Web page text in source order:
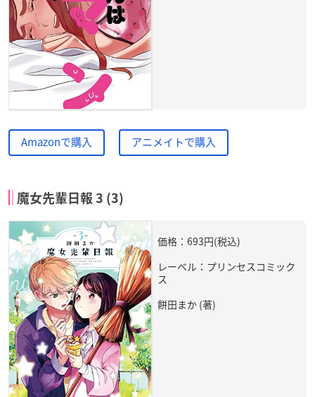
Amazonで購入 アニメイトで購入
魔女先輩日報 3 (3)
価格：693円(税込)
レーベル：プリンセスコミック
ス
餅田まか (著)